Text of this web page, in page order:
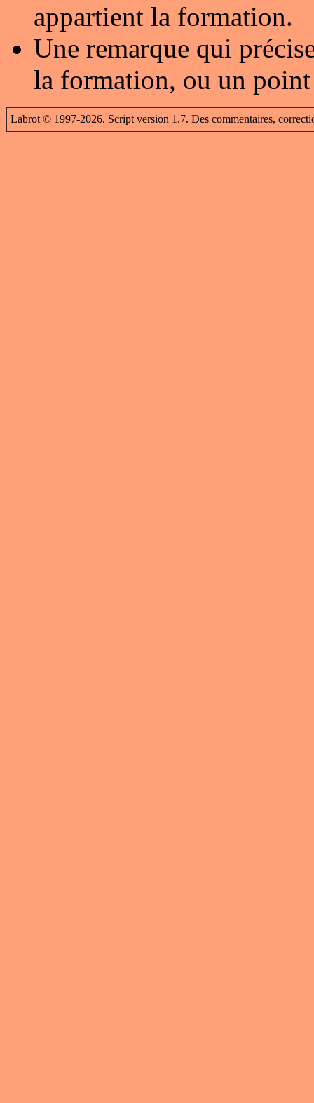
appartient la formation.
Une remarque qui
la formation, ou un
Labrot © 1997-2026. Script version 1.7. Des commentaires,